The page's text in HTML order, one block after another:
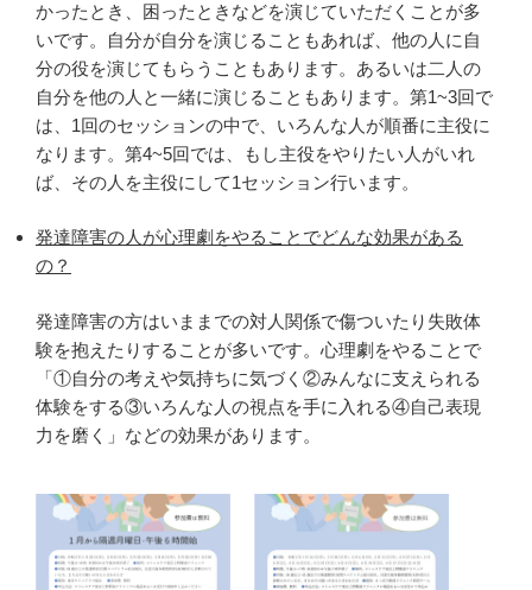
かったとき、困ったときなどを演じていただくことが多
いです。自分が自分を演じることもあれば、他の人に自
分の役を演じてもらうこともあります。あるいは二人の
自分を他の人と一緒に演じることもあります。第1~3回で
は、1回のセッションの中で、いろんな人が順番に主役に
なります。第4~5回では、もし主役をやりたい人がいれ
ば、その人を主役にして1セッション行います。
発達障害の人が心理劇をやることでどんな効果がある
の？
発達障害の方はいままでの対人関係で傷ついたり失敗体
験を抱えたりすることが多いです。心理劇をやることで
「①自分の考えや気持ちに気づく②みんなに支えられる
体験をする③いろんな人の視点を手に入れる④自己表現
力を磨く」などの効果があります。